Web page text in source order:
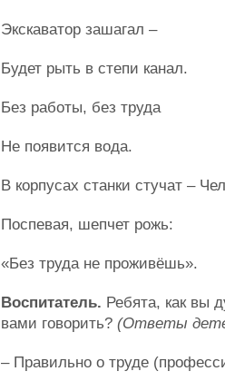
Экскаватор зашагал –
Будет рыть в степи канал.
Без работы, без труда
Не появится вода.
В корпусах станки стучат –
Поспевая, шепчет рожь:
«Без труда не проживёшь».
Воспитатель. Ребята, как вы
вами говорить? (Ответы
– Правильно о труде